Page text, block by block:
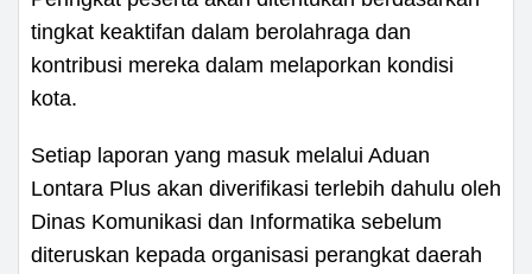
tingkat keaktifan dalam berolahraga dan
kontribusi mereka dalam melaporkan kondisi
kota.
Setiap laporan yang masuk melalui Aduan
Lontara Plus akan diverifikasi terlebih dahulu oleh
Dinas Komunikasi dan Informatika sebelum
diteruskan kepada organisasi perangkat daerah